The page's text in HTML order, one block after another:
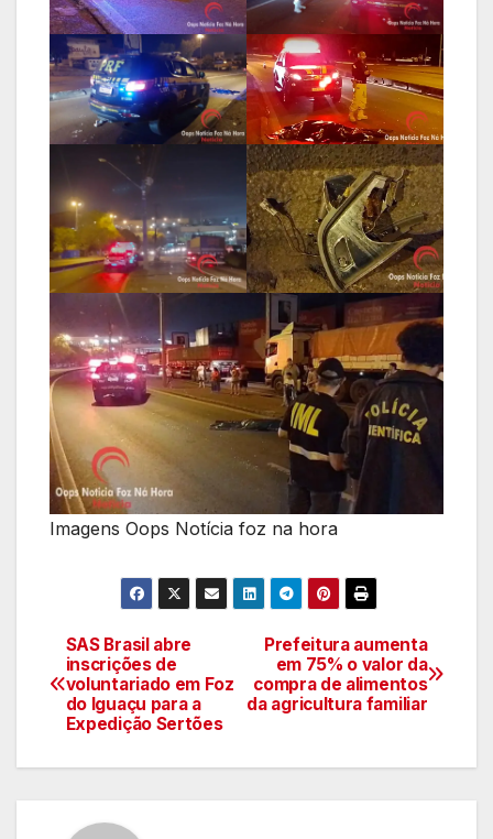
Imagens Oops Notícia foz na hora
Navegação
de
artigos
Prefeitura aumenta
em 75% o valor da
compra de alimentos
da agricultura familiar
SAS Brasil abre
inscrições de
voluntariado em Foz
do Iguaçu para a
Expedição Sertões